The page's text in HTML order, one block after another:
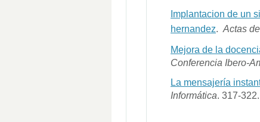
Implantacion de un
hernandez. Actas
Mejora de la
Conferencia Ibero-
La mensajería
Informática. 317-322.